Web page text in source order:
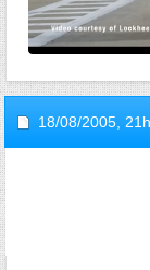
18/08/2005,